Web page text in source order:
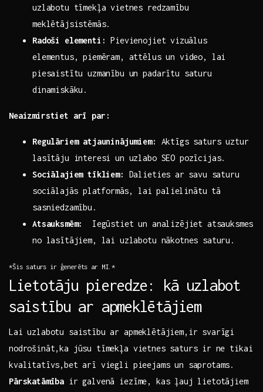
uzlabotu tīmekļa vietnes redzamību
meklētājsistēmās.
Radoši elementi: Pievienojiet ⁤vizuālus
elementus, piemēram, attēlus un video, lai
piesaistītu uzmanību un padarītu saturu
dinamiskāku.
Neaizmirstiet arī par:
Regulāriem atjauninājumiem:
Aktīgs saturs uztur
lasītāju interesi un uzlabo SEO pozīcijas.
Sociālajiem tīkliem:
‌Dalieties ar⁢ savu saturu
⁢sociālajās⁣ platformās, ⁤lai palielinātu tā⁤
sasniedzamību.
Atsauksmēm:
‍ Iegūstiet un analizējiet atsauksmes
no lasītājiem, lai uzlabotu‍ nākotnes saturu.
*Šis saturs ir ģenerēts ar MI.*
Lietotāju pieredze: kā uzlabot
saistību ar apmeklētājiem
Lai ‍uzlabotu saistību ar apmeklētājiem,ir ‍svarīgi
nodrošināt,ka jūsu‌ tīmekļa vietnes saturs ⁤ir ne tikai
kvalitatīvs,bet arī viegli pieejams un​ saprotams.
Pārskatāmība ir galvenā iezīme, ‌kas ļauj lietotājiem‌